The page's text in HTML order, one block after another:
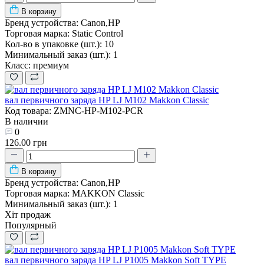
В корзину
Бренд устройства: Canon,HP
Торговая марка: Static Control
Кол-во в упаковке (шт.): 10
Минимальный заказ (шт.): 1
Класс: премиум
вал первичного заряда HP LJ M102 Makkon Classic
Код товара: ZMNC-HP-M102-PCR
В наличии
0
126.00 грн
В корзину
Бренд устройства: Canon,HP
Торговая марка: MAKKON Classic
Минимальный заказ (шт.): 1
Хіт продаж
Популярный
вал первичного заряда HP LJ P1005 Makkon Soft TYPE